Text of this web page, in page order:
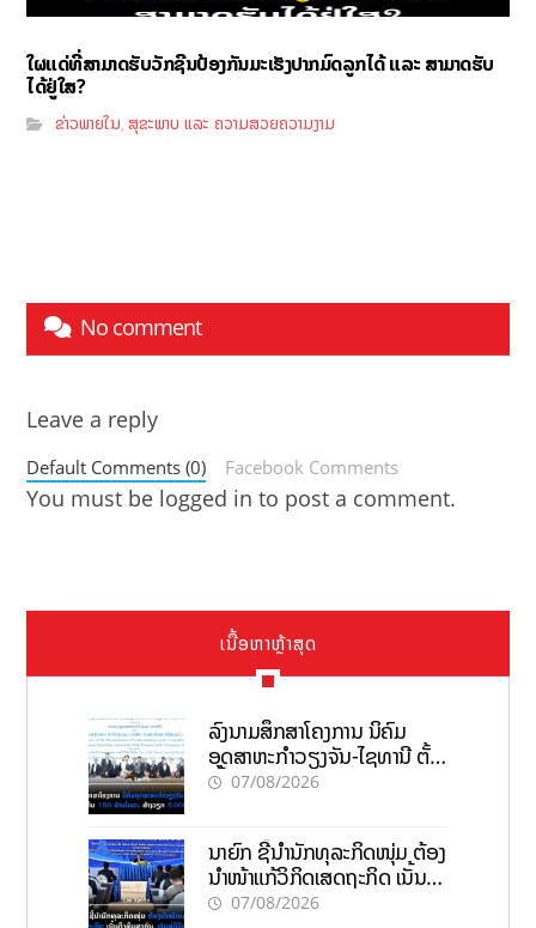
ໃຜແດ່ທີ່ສາມາດຮັບວັກຊີນປ້ອງກັນມະເຮັງປາກມົດລູກໄດ້ ແລະ ສາມາດຮັບ
ໄດ້ຢູ່ໃສ?
ຂ່າວພາຍໃນ,ສຸຂະພາບ ແລະ ຄວາມສວຍຄວາມງາມ
No comment
Leave a reply
Default Comments (0) Facebook Comments
You must be logged in to post a comment.
ເນື້ອຫາຫຼ້າສຸດ
ລົງນາມສຶກສາໂຄງການ ນິຄົມ
ອຸດສາຫະກຳວຽງຈັນ-ໄຊທານີ ຕັ້ງ
ເປົ້າດຶງທຶນ 150 ລ້ານໂດລາ, ສ້າງ
07/08/2026
ນາຍົກ ຊີ້ນຳນັກທຸລະກິດໜຸ່ມ ຕ້ອງ
ນຳໜ້າແກ້ວິກິດເສດຖະກິດ ເນັ້ນດຶງ
ທຶນສາກົນ, ຫັນສູ່ດິຈິຕອນ
07/08/2026